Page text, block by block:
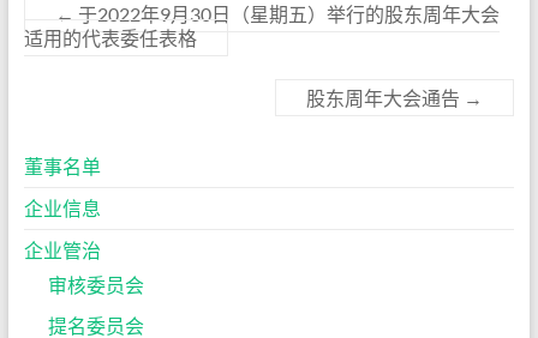
← 于2022年9月30日（星期五）举行的股东周年大会
适用的代表委任表格
股东周年大会通告 →
董事名单
企业信息
企业管治
审核委员会
提名委员会